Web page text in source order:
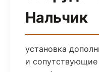
Нальчик
установка
и